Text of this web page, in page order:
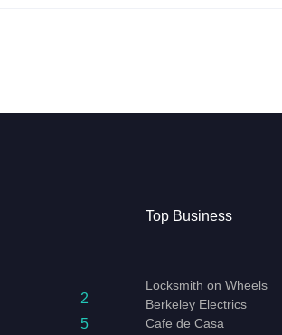
2
5
Top Business
Locksmith on Wheels
Berkeley Electrics
Cafe de Casa